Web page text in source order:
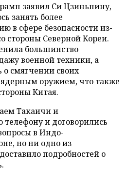
заявил Си Цзиньпину,
занять более
в сфере безопасности из-
стороны Северной Кореи.
большинство
военной техники, а
смягчении своих
оружием, что также
Китая.
Такаичи и
и договорились
в Индо-
но ни одно из
подробностей о